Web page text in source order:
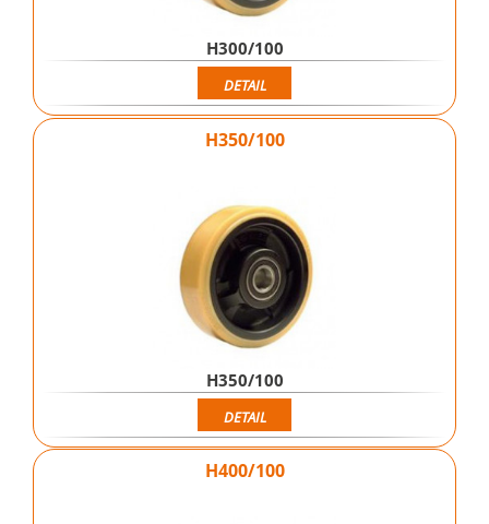
H300/100
DETAIL
H350/100
H350/100
DETAIL
H400/100